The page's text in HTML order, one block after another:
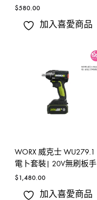
$580.00
加入喜愛商品
WORX 威克士 WU279.1
電卜套裝| 20V無刷板手
$1,480.00
加入喜愛商品